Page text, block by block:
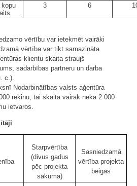
kopu
3 6
vērtību var ietekmēt vairāki
vērtība var tikt samazināta
klientu skaita straujš
sadarbības partneru un darba
c.).
Nodarbinātības valsts aģentūra
rēķinu, tai skaitā vairāk nekā 2 000
ietvaros.
Starpvērtība
(divus gadus
pēc projekta
sākuma)
Sasniedzamā
vērtība projekta
beigās